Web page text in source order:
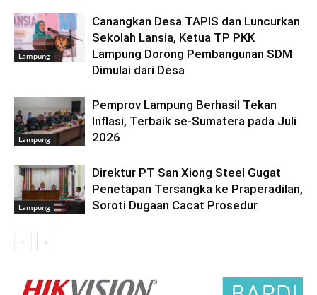
Lampung
Canangkan Desa TAPIS dan Luncurkan
Sekolah Lansia, Ketua TP PKK
Lampung Dorong Pembangunan SDM
Dimulai dari Desa
Lampung
Pemprov Lampung Berhasil Tekan
Inflasi, Terbaik se-Sumatera pada Juli
2026
Lampung
Direktur PT San Xiong Steel Gugat
Penetapan Tersangka ke Praperadilan,
Soroti Dugaan Cacat Prosedur